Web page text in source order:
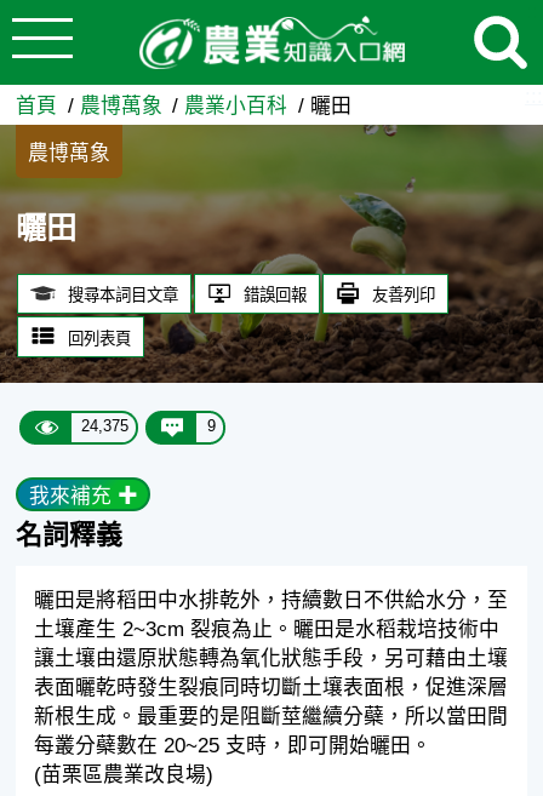
跳到主要內容
曬田 - 農業知識入口網
首頁 農博萬象 農業小百科 曬田
農博萬象
曬田
搜尋本詞目文章 錯誤回報 友善列印
回列表頁
24,375 9
我來補充 ✚
名詞釋義
曬田是將稻田中水排乾外，持續數日不供給水分，至
土壤產生 2~3cm 裂痕為止。曬田是水稻栽培技術中
讓土壤由還原狀態轉為氧化狀態手段，另可藉由土壤
表面曬乾時發生裂痕同時切斷土壤表面根，促進深層
新根生成。最重要的是阻斷莖繼續分蘗，所以當田間
每叢分蘗數在 20~25 支時，即可開始曬田。
(苗栗區農業改良場)